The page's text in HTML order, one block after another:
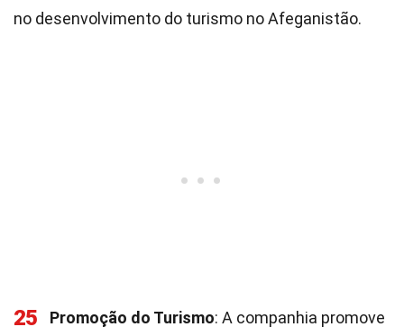
no desenvolvimento do turismo no Afeganistão.
25 Promoção do Turismo: A companhia promove